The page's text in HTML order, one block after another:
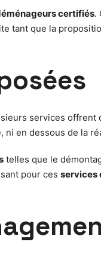
certifiés.
tant que la
services offrent
en dessous de la
telles que le
pour ces services